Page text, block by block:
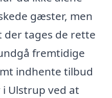
gæster, men
der tages de rette
fremtidige
indhente tilbud
Ulstrup ved at